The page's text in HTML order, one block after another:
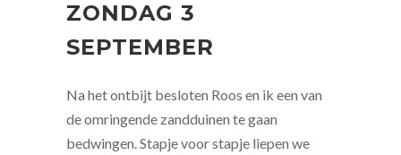
ZONDAG 3
SEPTEMBER
Na het ontbijt besloten Roos en ik een van
de omringende zandduinen te gaan
bedwingen. Stapje voor stapje liepen we